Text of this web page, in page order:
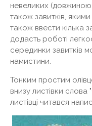
невеликих (довжиною
також завитків,
також ввести кілька
додасть роботі
серединки завитків
намистини.
Тонким простим
внизу листівки слова
листівці читався